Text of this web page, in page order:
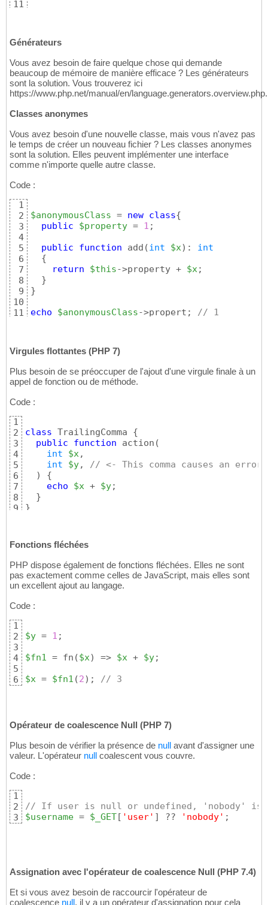
11
Générateurs
Vous avez besoin de faire quelque chose qui demande
beaucoup de mémoire de manière efficace ? Les générateurs
sont la solution. Vous trouverez ici
https://www.php.net/manual/en/language.generators.overview.php.
Classes anonymes
Vous avez besoin d'une nouvelle classe, mais vous n'avez pas
le temps de créer un nouveau fichier ? Les classes anonymes
sont la solution. Elles peuvent implémenter une interface
comme n'importe quelle autre classe.
Code :
1
2
3
4
5
6
7
8
9
10
11
$anonymousClass = new class{
public
$property = 1 ;
public
function add (int $x) : int
{
return
$this->property + $x;
}
}
echo
$anonymousClass->propert; // 1
Virgules flottantes (PHP 7)
Plus besoin de se préoccuper de l'ajout d'une virgule finale à un
appel de fonction ou de méthode.
Code :
1
2
3
4
5
6
7
8
9
class TrailingComma {
public
function action (
int
$x,
int
$y, // <- This comma causes an error
)
{
echo
$x + $y;
}
}
Fonctions fléchées
PHP dispose également de fonctions fléchées. Elles ne sont
pas exactement comme celles de JavaScript, mais elles sont
un excellent ajout au langage.
Code :
1
2
3
4
5
6
$y = 1 ;
$fn1 = fn ($x) => $x + $y;
$x = $fn1 (2) ; // 3
Opérateur de coalescence Null (PHP 7)
Plus besoin de vérifier la présence de null avant d'assigner une
valeur. L'opérateur null coalescent vous couvre.
Code :
1
2
3
// If user is null or undefined, 'nobody' is
$username = $_GET [ 'user' ] ?? 'nobody' ;
Assignation avec l'opérateur de coalescence Null (PHP 7.4)
Et si vous avez besoin de raccourcir l'opérateur de
coalescence null, il y a un opérateur d'assignation pour cela